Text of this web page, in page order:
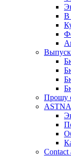
В
Прошу
ASTNA
Contact